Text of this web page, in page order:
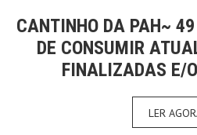
CANTINHO DA PAH~
DE CONSUMIR
FINALIZADAS E/
LER